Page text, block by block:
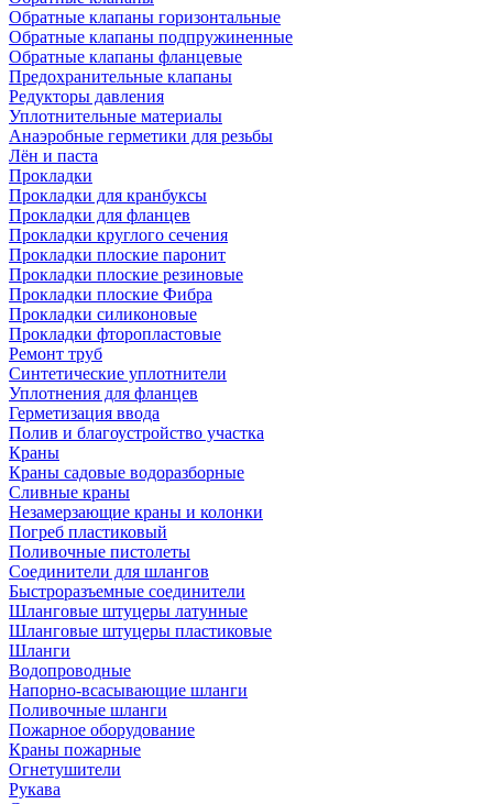
Обратные клапаны горизонтальные
Обратные клапаны подпружиненные
Обратные клапаны фланцевые
Предохранительные клапаны
Редукторы давления
Уплотнительные материалы
Анаэробные герметики для резьбы
Лён и паста
Прокладки
Прокладки для кранбуксы
Прокладки для фланцев
Прокладки круглого сечения
Прокладки плоские паронит
Прокладки плоские резиновые
Прокладки плоские Фибра
Прокладки силиконовые
Прокладки фторопластовые
Ремонт труб
Синтетические уплотнители
Уплотнения для фланцев
Герметизация ввода
Полив и благоустройство участка
Краны
Краны садовые водоразборные
Сливные краны
Незамерзающие краны и колонки
Погреб пластиковый
Поливочные пистолеты
Соединители для шлангов
Быстроразъемные соединители
Шланговые штуцеры латунные
Шланговые штуцеры пластиковые
Шланги
Водопроводные
Напорно-всасывающие шланги
Поливочные шланги
Пожарное оборудование
Краны пожарные
Огнетушители
Рукава